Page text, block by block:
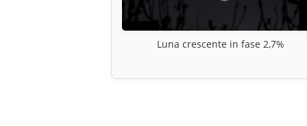
Luna crescente in fase 2,7%